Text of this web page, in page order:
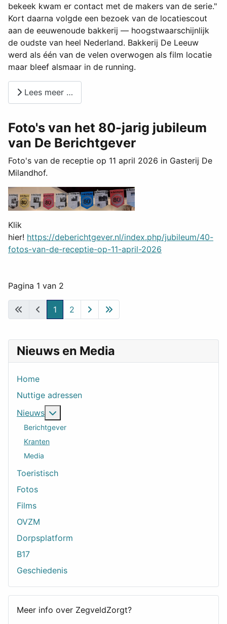
Nieuws en Media
Home
Nuttige adressen
Nieuws
Berichtgever
Kranten
Media
Toeristisch
Fotos
Films
OVZM
Dorpsplatform
B17
Geschiedenis
Meer info over ZegveldZorgt?
bekeek kwam er contact met de makers van de serie."
Kort daarna volgde een bezoek van de locatiescout
aan de eeuwenoude bakkerij — hoogstwaarschijnlijk
de oudste van heel Nederland. Bakkerij De Leeuw
werd als één van de velen overwogen als film locatie
maar bleef alsmaar in de running.
Lees meer …
Foto's van het 80-jarig jubileum
van De Berichtgever
Foto's van de receptie op 11 april 2026 in Gasterij De
Milandhof.
Klik
hier! https://deberichtgever.nl/index.php/jubileum/40-
fotos-van-de-receptie-op-11-april-2026
Pagina 1 van 2
1 2